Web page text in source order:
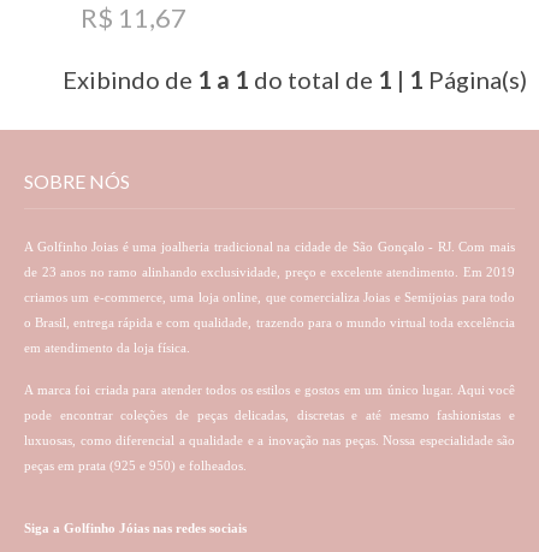
R$ 11,67
Exibindo de 1 a 1 do total de 1 | 1 Página(s)
SOBRE NÓS
A Golfinho Joias é uma joalheria tradicional na cidade de São Gonçalo - RJ. Com mais
de 23 anos no ramo alinhando exclusividade, preço e excelente atendimento. Em 2019
criamos um e-commerce, uma loja online, que comercializa Joias e Semijoias para todo
o Brasil, entrega rápida e com qualidade, trazendo para o mundo virtual toda excelência
em atendimento da loja física.
A marca foi criada para atender todos os estilos e gostos em um único lugar. Aqui você
pode encontrar coleções de peças delicadas, discretas e até mesmo fashionistas e
luxuosas, como diferencial a qualidade e a inovação nas peças. Nossa especialidade são
peças em prata (925 e 950) e folheados.
Siga a Golfinho Jóias nas redes sociais